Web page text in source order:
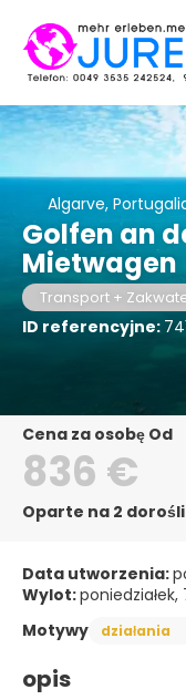
Algarve,
Golfen an
Mietwagen
Transport +
ID referencyjne:
Cena za osobę Od
836 €
Oparte na 2
Data utworzenia:
Wylot:
Motywy
działania
opis